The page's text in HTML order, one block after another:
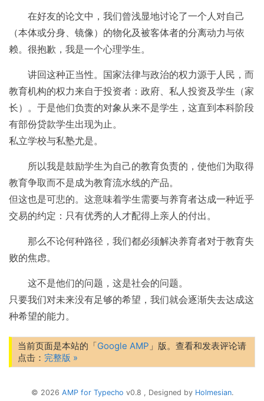
在好友的论文中，我们曾浅显地讨论了一个人对自己
（本体或分身、镜像）的物化及被客体者的分离动力与依
赖。很抱歉，我是一个心理学生。
讲回这种正当性。国家法律与政治的权力源于人民，而
教育机构的权力来自于投资者：政府、私人投资及学生（家
长）。于是他们负责的对象从来不是学生，这直到本科阶段
有部份贷款学生出现为止。
私立学校与私塾尤是。
所以我是鼓励学生为自己的教育负责的，使他们为取得
教育争取而不是成为教育流水线的产品。
但这也是可悲的。这意味着学生需要与养育者达成一种近乎
交易的约定：只有优秀的人才配得上亲人的付出。
那么不论何种路径，我们都必须解决养育者对于教育失
败的焦虑。
这不是他们的问题，这是社会的问题。
只要我们对未来没有足够的希望，我们就会逐渐失去达成这
种希望的能力。
当前页面是本站的「Google AMP 」版。查看和发表评论请
点击： 完整版 »
© 2026 AMP for Typecho v0.8 , Designed by Holmesian.